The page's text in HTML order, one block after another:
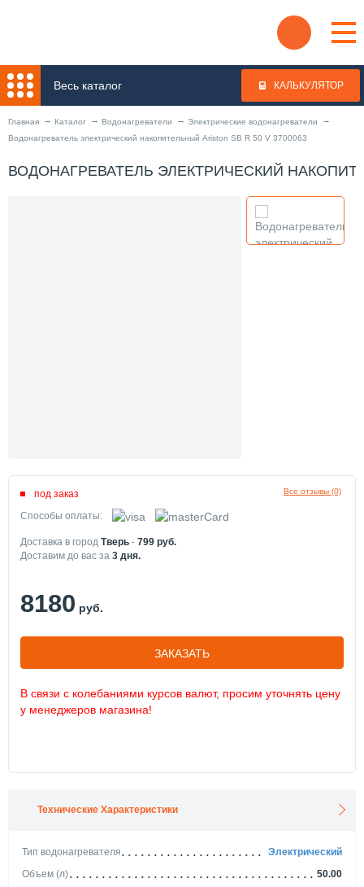
Весь каталог КАЛЬКУЛЯТОР
Главная Каталог Водонагреватели
Электрические водонагреватели
Водонагреватель электрический накопительный Ariston SB R 50 V 3700063
ВОДОНАГРЕВАТЕЛЬ ЭЛЕКТРИЧЕСКИЙ
Все отзывы (0)
под заказ
Способы оплаты:
Доставка в город Тверь - 799 руб.
Доставим до вас за 3 дня.
8180 руб.
ЗАКАЗАТЬ
В связи с колебаниями курсов валют, просим уточнять цену
у менеджеров магазина!
Технические Характеристики
Тип водонагревателя
Электрический
Объем (л)
50.00